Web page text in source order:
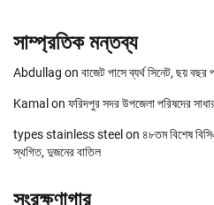
সাম্প্রতিক মন্তব্য
Abdullag on বাজেট পাসে ব্যর্থ সিনেট, ছয়
Kamal on ফরিদপুর সদর উপজেলা পরিষদের
types stainless steel on ৪৮তম বিশেষ
স্থগিত, দুজনের বাতিল
সংরক্ষণাগার